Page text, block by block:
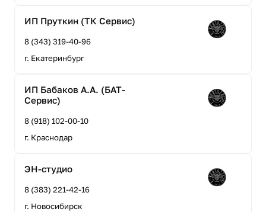
ИП Пруткин (ТК Сервис)
8 (343) 319-40-96
г. Екатеринбург
ИП Бабаков А.А. (БАТ-
Сервис)
8 (918) 102-00-10
г. Краснодар
ЭН-студио
8 (383) 221-42-16
г. Новосибирск